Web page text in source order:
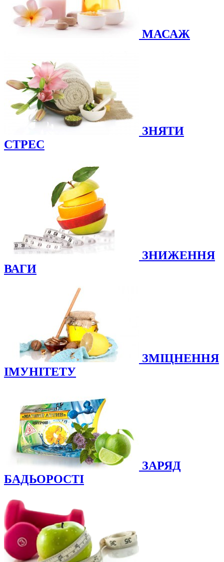
МАСАЖ
ЗНЯТИ
СТРЕС
ЗНИЖЕННЯ
ВАГИ
ЗМІЦНЕННЯ
ІМУНІТЕТУ
ЗАРЯД
БАДЬОРОСТІ